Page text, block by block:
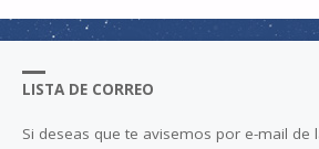
ESA"
LISTA DE CORREO
Si deseas que te avisemos por e-mail de